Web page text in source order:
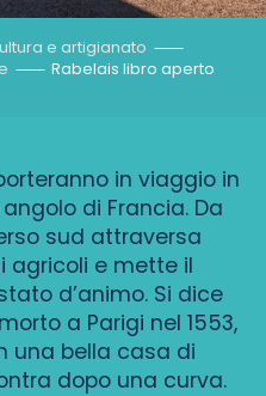
e artigianato
Rabelais libro aperto
in viaggio in
di Francia. Da
sud attraversa
agricoli e mette il
d’animo. Si dice
a Parigi nel 1553,
una bella casa di
dopo una curva.